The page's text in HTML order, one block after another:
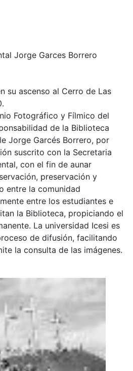
Jorge Garces Borrero
su ascenso al Cerro de Las
Fotográfico y Fílmico del
de la Biblioteca
Jorge Garcés Borrero, por
suscrito con la Secretaria
con el fin de aunar
preservación y
entre la comunidad
entre los estudiantes e
la Biblioteca, propiciando el
La universidad Icesi es
de difusión, facilitando
la consulta de las imágenes.